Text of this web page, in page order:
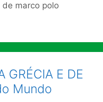
de marco polo
GRÉCIA E DE
Mundo